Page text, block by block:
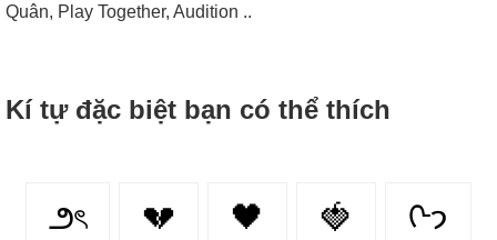
Quân, Play Together, Audition ..
Kí tự đặc biệt bạn có thể thích
౨ৎ 💔 🖤 🍓 ᢉ𐭩